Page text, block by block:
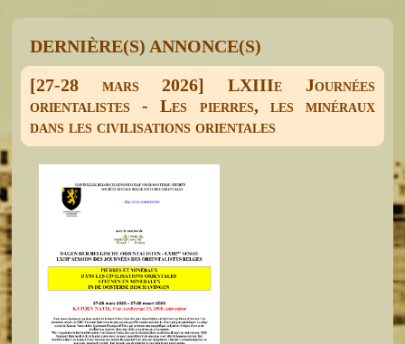
DERNIÈRE(S) ANNONCE(S)
[27-28 mars 2026] LXIIIe Journées
orientalistes - Les pierres, les minéraux
dans les civilisations orientales